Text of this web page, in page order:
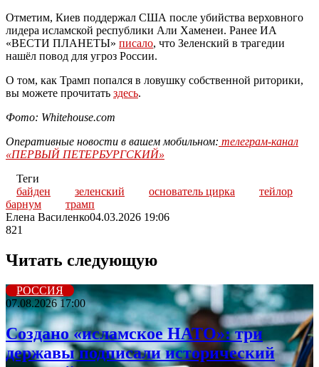
Отметим, Киев поддержал США после убийства верховного
лидера исламской республики Али Хаменеи. Ранее ИА
«ВЕСТИ ПЛАНЕТЫ» писало, что Зеленский в трагедии
нашёл повод для угроз России.
О том, как Трамп попался в ловушку собственной риторики,
вы можете прочитать здесь.
Фото: Whitehouse.com
Оперативные новости в вашем мобильном: телеграм-канал
«ПЕРВЫЙ ПЕТЕРБУРГСКИЙ»
Теги
байден
зеленский основатель цирка
тейлор
барнум
трамп
Елена Василенко04.03.2026 19:06
821
Читать следующую
РОССИЯ
07.08.2026 17:00
Создано «исламское НАТО»: три
державы подписали исторический